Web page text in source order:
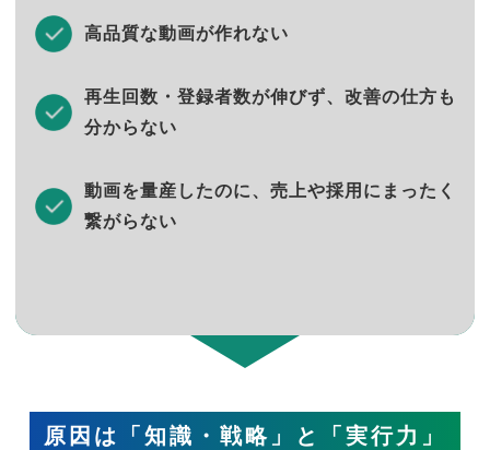
高品質な動画が作れない
再生回数・登録者数が伸びず、改善の仕方も
分からない
動画を量産したのに、売上や採用にまったく
繋がらない
原因は「知識・戦略」と「実行力」